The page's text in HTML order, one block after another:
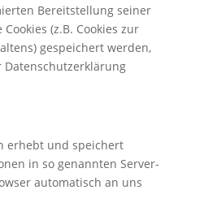
Bereitstellung seiner
(z.B. Cookies zur
gespeichert werden,
erhebt und speichert
in so genannten Server-
automatisch an uns